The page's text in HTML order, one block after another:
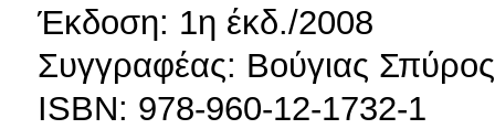
Έκδοση: 1η έκδ./2008
Συγγραφέας: Βούγιας Σπύρος
ISBN: 978-960-12-1732-1